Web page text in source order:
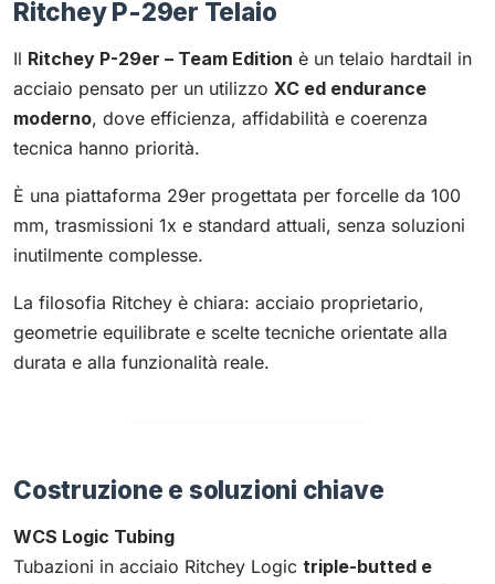
Ritchey P-29er Telaio
Il Ritchey P-29er – Team Edition è un telaio hardtail in
acciaio pensato per un utilizzo XC ed endurance
moderno, dove efficienza, affidabilità e coerenza
tecnica hanno priorità.
È una piattaforma 29er progettata per forcelle da 100
mm, trasmissioni 1x e standard attuali, senza soluzioni
inutilmente complesse.
La filosofia Ritchey è chiara: acciaio proprietario,
geometrie equilibrate e scelte tecniche orientate alla
durata e alla funzionalità reale.
Costruzione e soluzioni chiave
WCS Logic Tubing
Tubazioni in acciaio Ritchey Logic triple-butted e